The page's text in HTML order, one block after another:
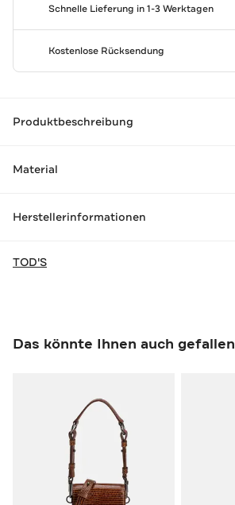
Schnelle Lieferung in 1-3 Werktagen
Kostenlose Rücksendung
Produktbeschreibung
Material
Herstellerinformationen
TOD'S
Das könnte Ihnen auch gefallen